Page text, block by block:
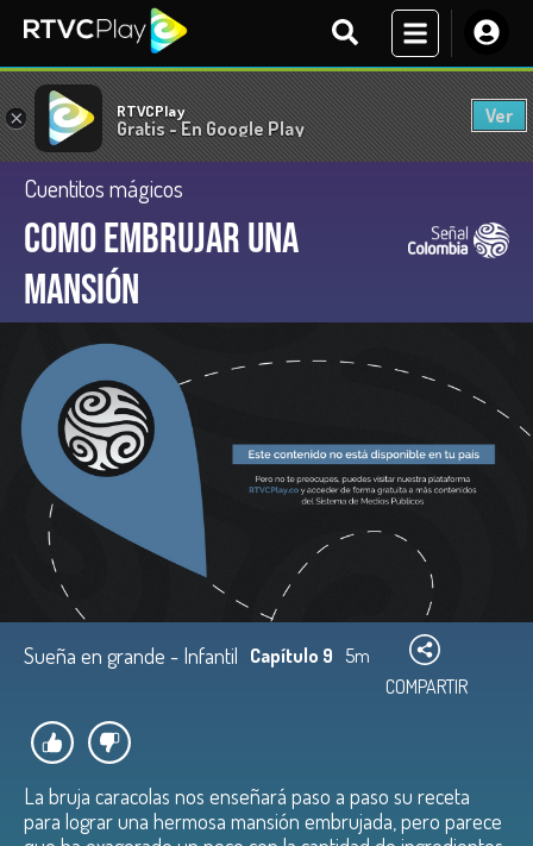
× RTVCPlay
Gratis - En Google Play
Ver
Cuentitos mágicos
Como embrujar una
mansión
Sueña en grande - Infantil Capítulo 9 5m
COMPARTIR
La bruja caracolas nos enseñará paso a paso su receta
para lograr una hermosa mansión embrujada, pero parece